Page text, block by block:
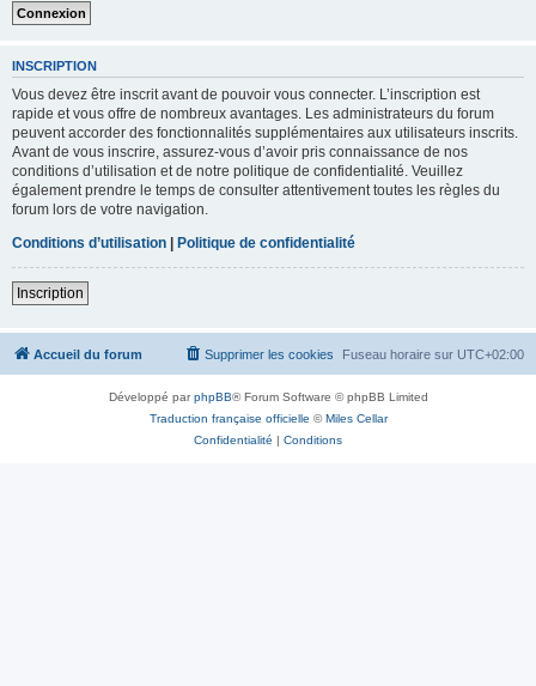
INSCRIPTION
Vous devez être inscrit avant de pouvoir vous connecter. L’inscription est
rapide et vous offre de nombreux avantages. Les administrateurs du forum
peuvent accorder des fonctionnalités supplémentaires aux utilisateurs inscrits.
Avant de vous inscrire, assurez-vous d’avoir pris connaissance de nos
conditions d’utilisation et de notre politique de confidentialité. Veuillez
également prendre le temps de consulter attentivement toutes les règles du
forum lors de votre navigation.
Conditions d’utilisation | Politique de confidentialité
Inscription
Accueil du forum Fuseau horaire sur UTC+02:00
Supprimer les cookies
Développé parphpBB® Forum Software © phpBB Limited
Traduction française officielle ©Miles Cellar
Confidentialité | Conditions